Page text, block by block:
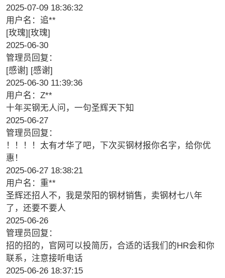
2025-07-09 18:36:32
用户名：追**
[玫瑰][玫瑰]
2025-06-30
管理员回复：
[感谢] [感谢]
2025-06-30 11:39:36
用户名：Z**
十年买钢无人问，一句圣辉天下知
2025-06-27
管理员回复：
！！！！太有才华了吧，下次买钢材报你名字，给你优
惠！
2025-06-27 18:38:21
用户名：重**
圣辉还招人不，我是荥阳的钢材销售，卖钢材七八年
了，还要不要人
2025-06-26
管理员回复：
招的招的，官网可以投简历，合适的话我们的HR会和你
联系，注意接听电话
2025-06-26 18:37:15